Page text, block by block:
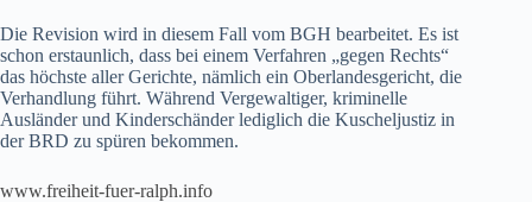
Die Revision wird in diesem Fall vom BGH bearbeitet. Es ist
schon erstaunlich, dass bei einem Verfahren „gegen Rechts“
das höchste aller Gerichte, nämlich ein Oberlandesgericht, die
Verhandlung führt. Während Vergewaltiger, kriminelle
Ausländer und Kinderschänder lediglich die Kuscheljustiz in
der BRD zu spüren bekommen.
www.freiheit-fuer-ralph.info